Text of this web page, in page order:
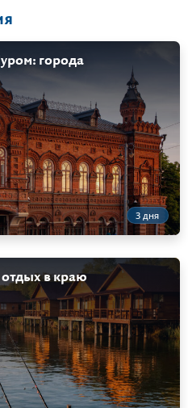
города
3 дня
в краю